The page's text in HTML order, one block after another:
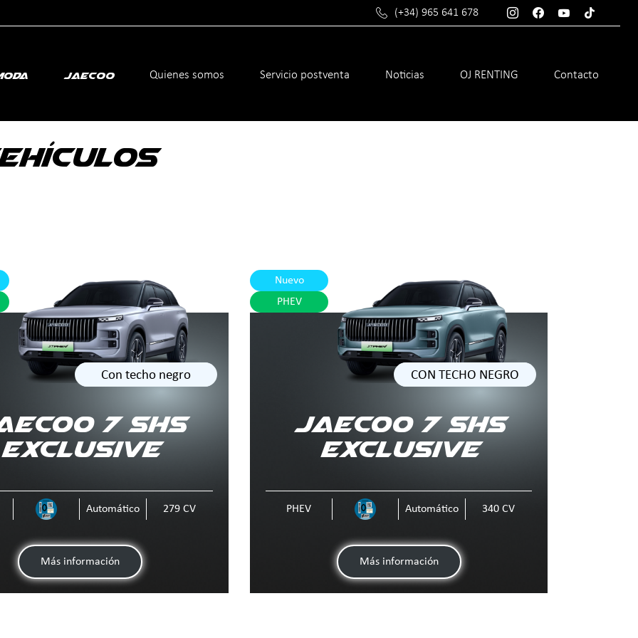
(+34) 965 641 678
Jaecoo Quienes somos Servicio postventa Noticias OJ RENTING Contacto
Con techo negro
7 SHS
Exclusive
Automático 279 CV
Más información
CON TECHO NEGRO
Nuevo
PHEV
JAECOO 7 SHS
Exclusive
PHEV Automático 340 CV
Más información